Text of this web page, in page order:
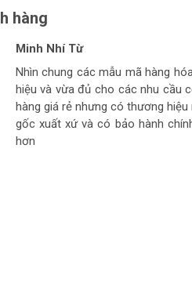
hàng
Đinh Xuân Phong
Hàng ở thích tự làm hàng chất
cho thợ thầy đi làm hằng ngày..
strore làm mộc >>>>>>>>
Minh Nhí Từ
Nhìn chung các mẫu mã hàng
hiệu và vừa đủ cho các nhu cầu
hàng giá rẻ nhưng có thương
gốc xuất xứ và có bảo hành
hơn
Hiệu Nguyễn
Ngon bổ rẻ
tuan anh tran huynh
Giá mềm vừa túi tiền, số lượng
hàng